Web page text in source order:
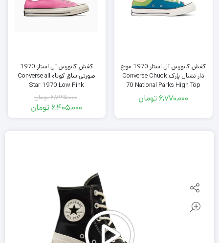
کفش کانورس آل استار 1970 موج
دار نشنال پارک Converse Chuck
70 National Parks High Top
6,770,000 تومان
کفش کانورس آل استار 1970
صورتی ساق کوتاه Converse all
Star 1970 Low Pink
6,735,000تومان
قیمت6,405,000 تومان